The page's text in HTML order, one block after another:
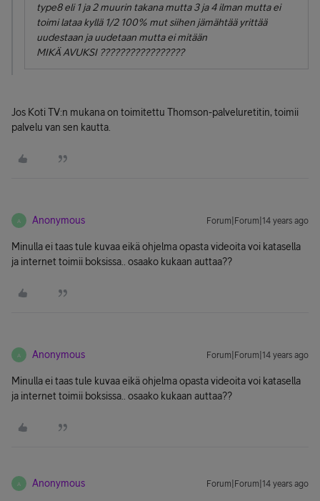
type8 eli 1 ja 2 muurin takana mutta 3 ja 4 ilman mutta ei
toimi lataa kyllä 1/2 100% mut siihen jämähtää yrittää
uudestaan ja uudetaan mutta ei mitään
MIKÄ AVUKSI ?????????????????
Jos Koti TV:n mukana on toimitettu Thomson-palveluretitin, toimii
palvelu van sen kautta.
A Anonymous Forum|Forum|14 years ago
Minulla ei taas tule kuvaa eikä ohjelma opasta videoita voi katasella
ja internet toimii boksissa.. osaako kukaan auttaa??
A Anonymous Forum|Forum|14 years ago
Minulla ei taas tule kuvaa eikä ohjelma opasta videoita voi katasella
ja internet toimii boksissa.. osaako kukaan auttaa??
A Anonymous Forum|Forum|14 years ago